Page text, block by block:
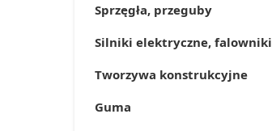
Sprzęgła, przeguby
Silniki elektryczne, falowniki
Tworzywa konstrukcyjne
Guma